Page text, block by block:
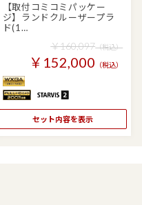
【取付コミコミパッケー
ジ】ランドクルーザープラ
ド(1…
￥160,097（税込）
￥152,000 （税込）
セット内容を表示